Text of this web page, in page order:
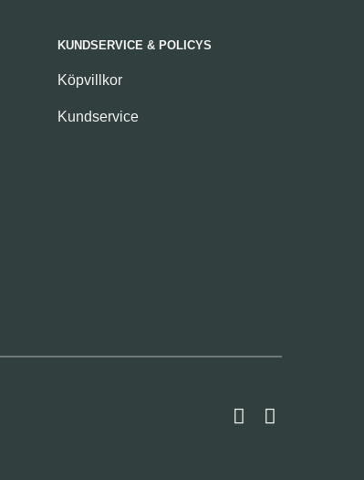
KUNDSERVICE & POLICYS
Köpvillkor
Kundservice